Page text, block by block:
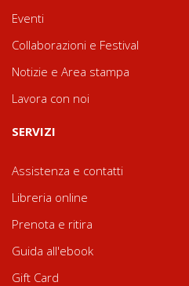
Eventi
Collaborazioni e Festival
Notizie e Area stampa
Lavora con noi
SERVIZI
Assistenza e contatti
Libreria online
Prenota e ritira
Guida all'ebook
Gift Card